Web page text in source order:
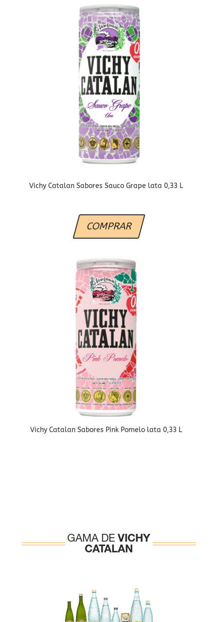
Vichy Catalan Sabores Sauco Grape lata 0,33 L
COMPRAR
Vichy Catalan Sabores Pink Pomelo lata 0,33 L
GAMA DE VICHY
CATALAN